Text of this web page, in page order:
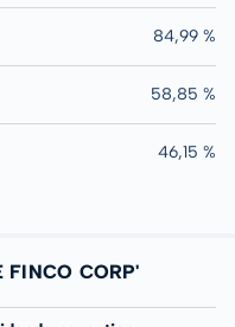
84,99 %
58,85 %
46,15 %
CORP'